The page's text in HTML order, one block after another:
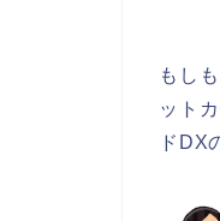
もし
ット
ドDX